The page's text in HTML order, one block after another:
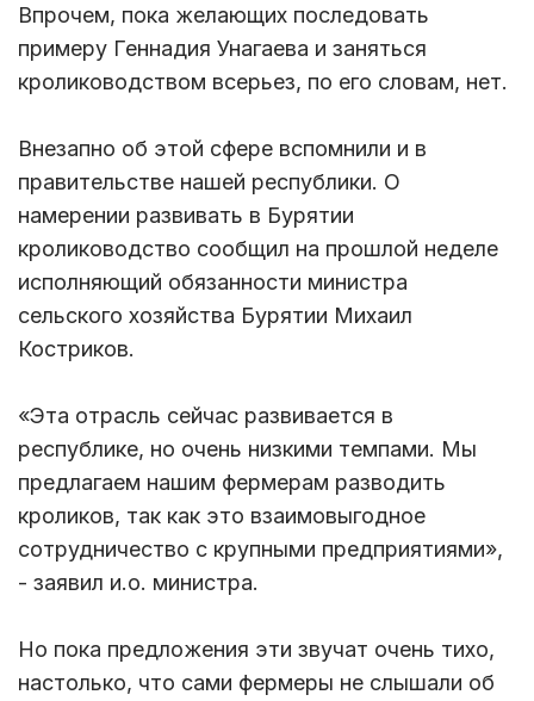
Впрочем, пока желающих последовать
примеру Геннадия Унагаева и заняться
кролиководством всерьез, по его словам, нет.
Внезапно об этой сфере вспомнили и в
правительстве нашей республики. О
намерении развивать в Бурятии
кролиководство сообщил на прошлой неделе
исполняющий обязанности министра
сельского хозяйства Бурятии Михаил
Костриков.
«Эта отрасль сейчас развивается в
республике, но очень низкими темпами. Мы
предлагаем нашим фермерам разводить
кроликов, так как это взаимовыгодное
сотрудничество с крупными предприятиями»,
- заявил и.о. министра.
Но пока предложения эти звучат очень тихо,
настолько, что сами фермеры не слышали об